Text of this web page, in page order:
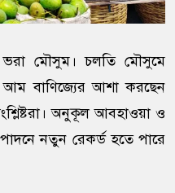
ভরা মৌসুম। চলতি মৌসুমে
আম বাণিজ্যের আশা করছেন
অনুকূল আবহাওয়া ও
নতুন রেকর্ড হতে পারে